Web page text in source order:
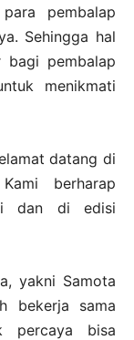
pembalap
Sehingga hal
bagi pembalap
menikmati
datang di
berharap
dan di edisi
yakni Samota
bekerja sama
percaya bisa